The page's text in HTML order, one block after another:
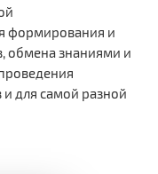
формирования и
обмена знаниями и
для самой разной